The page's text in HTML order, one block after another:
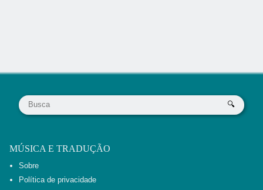
MÚSICA E TRADUÇÃO
Sobre
Política de privacidade